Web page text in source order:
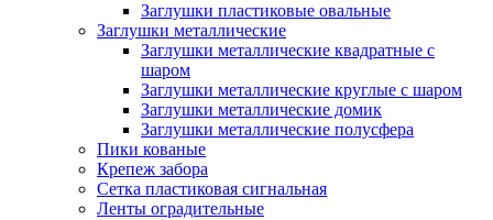
Заглушки пластиковые овальные
Заглушки металлические
Заглушки металлические квадратные с
шаром
Заглушки металлические круглые с шаром
Заглушки металлические домик
Заглушки металлические полусфера
Пики кованые
Крепеж забора
Сетка пластиковая сигнальная
Ленты оградительные